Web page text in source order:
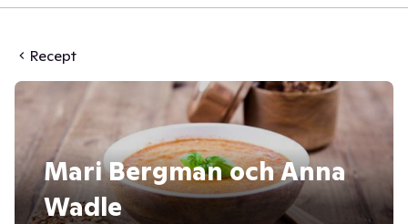
Recept
Mari Bergman och Anna
Wadle